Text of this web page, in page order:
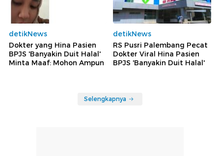
detikNews
Dokter yang Hina Pasien
BPJS 'Banyakin Duit Halal'
Minta Maaf: Mohon Ampun
detikNews
RS Pusri Palembang Pecat
Dokter Viral Hina Pasien
BPJS 'Banyakin Duit Halal'
Selengkapnya